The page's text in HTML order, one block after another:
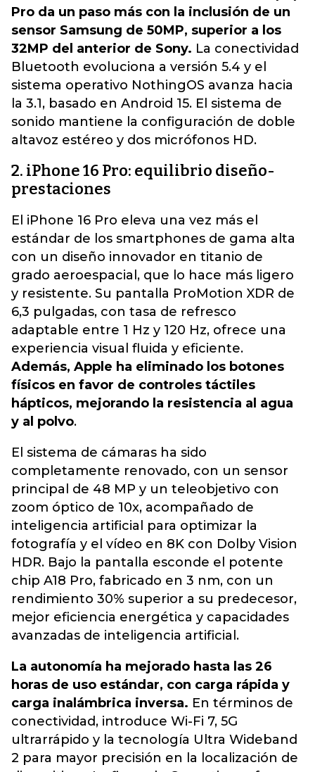
Pro da un paso más con la inclusión de un
sensor Samsung de 50MP, superior a los
32MP del anterior de Sony. La conectividad
Bluetooth evoluciona a versión 5.4 y el
sistema operativo NothingOS avanza hacia
la 3.1, basado en Android 15. El sistema de
sonido mantiene la configuración de doble
altavoz estéreo y dos micrófonos HD.
2. iPhone 16 Pro: equilibrio diseño-
prestaciones
El iPhone 16 Pro eleva una vez más el
estándar de los smartphones de gama alta
con un diseño innovador en titanio de
grado aeroespacial, que lo hace más ligero
y resistente. Su pantalla ProMotion XDR de
6,3 pulgadas, con tasa de refresco
adaptable entre 1 Hz y 120 Hz, ofrece una
experiencia visual fluida y eficiente.
Además, Apple ha eliminado los botones
físicos en favor de controles táctiles
hápticos, mejorando la resistencia al agua
y al polvo.
El sistema de cámaras ha sido
completamente renovado, con un sensor
principal de 48 MP y un teleobjetivo con
zoom óptico de 10x, acompañado de
inteligencia artificial para optimizar la
fotografía y el vídeo en 8K con Dolby Vision
HDR. Bajo la pantalla esconde el potente
chip A18 Pro, fabricado en 3 nm, con un
rendimiento 30% superior a su predecesor,
mejor eficiencia energética y capacidades
avanzadas de inteligencia artificial.
La autonomía ha mejorado hasta las 26
horas de uso estándar, con carga rápida y
carga inalámbrica inversa. En términos de
conectividad, introduce Wi-Fi 7, 5G
ultrarrápido y la tecnología Ultra Wideband
2 para mayor precisión en la localización de